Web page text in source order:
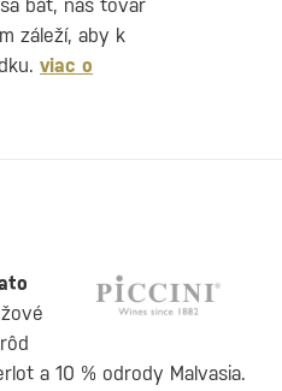
a 10 % odrody Malvasia.
báť, náš tovar
záleží, aby k
viac o